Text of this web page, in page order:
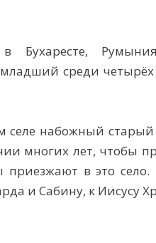
Бухаресте,
среди четырёх
селе набожный
многих лет, чтобы
приезжают в это
и Сабину, к Иисусу